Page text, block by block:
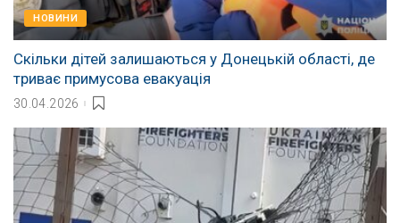
НОВИНИ
Скільки дітей залишаються у Донецькій області, де
триває примусова евакуація
30.04.2026